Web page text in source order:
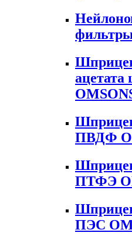
ацетата
ПВДФ
ПТФЭ
ПЭС